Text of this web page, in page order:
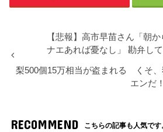
【悲報】高市早苗さん「朝
ナエあれば憂なし」 勘弁し
梨500個15万相当が盗まれる くそ
エンだ
RECOMMEND こちらの記事も人気です